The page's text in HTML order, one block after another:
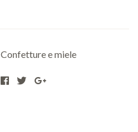
Confetture e miele